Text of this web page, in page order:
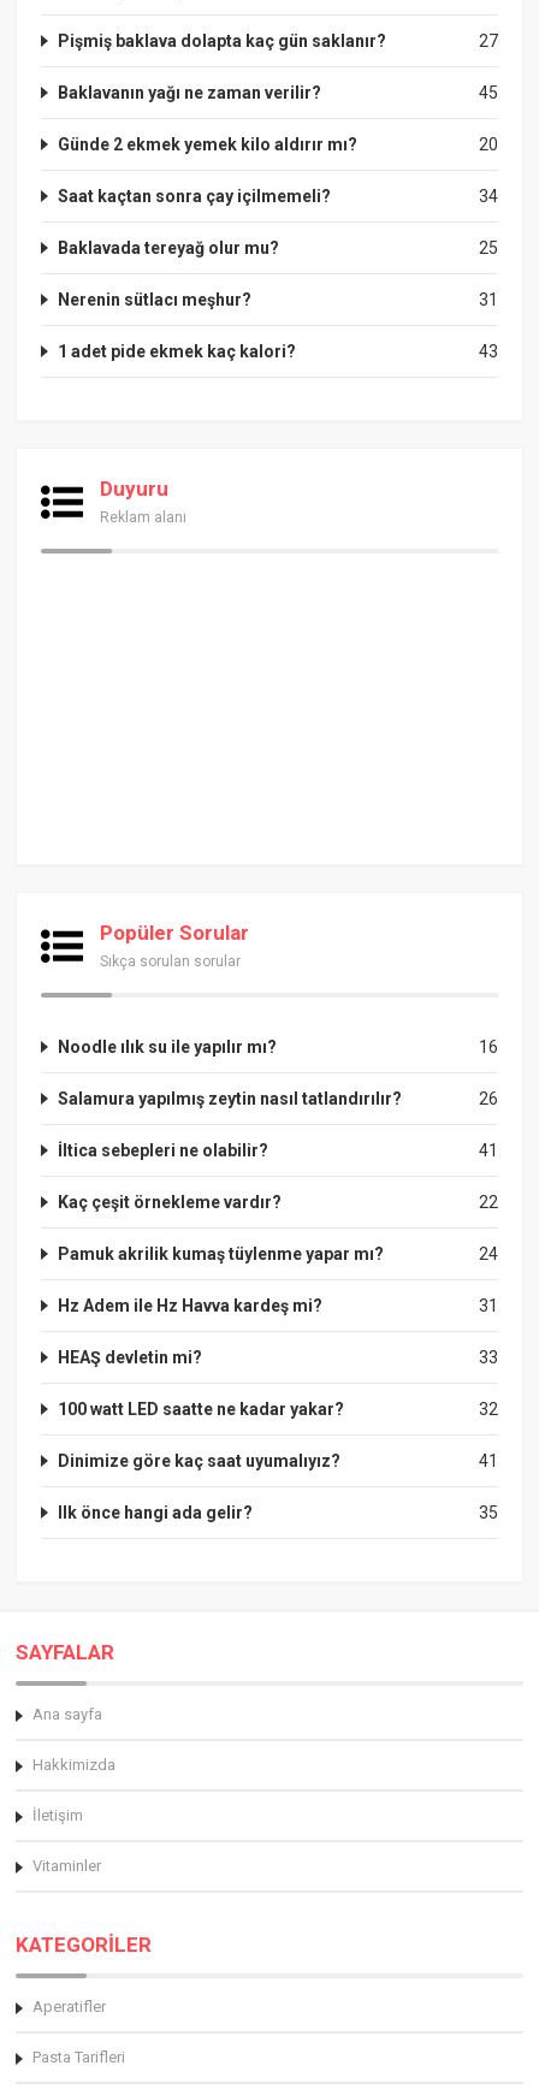
27
Pişmiş baklava dolapta kaç gün saklanır?
45
Baklavanın yağı ne zaman verilir?
20
Günde 2 ekmek yemek kilo aldırır mı?
34
Saat kaçtan sonra çay içilmemeli?
25
Baklavada tereyağ olur mu?
31
Nerenin sütlacı meşhur?
43
1 adet pide ekmek kaç kalori?
Duyuru
Reklam alanı
Popüler Sorular
Sıkça sorulan sorular
16
Noodle ılık su ile yapılır mı?
26
Salamura yapılmış zeytin nasıl tatlandırılır?
41
İltica sebepleri ne olabilir?
22
Kaç çeşit örnekleme vardır?
24
Pamuk akrilik kumaş tüylenme yapar mı?
31
Hz Adem ile Hz Havva kardeş mi?
33
HEAŞ devletin mi?
32
100 watt LED saatte ne kadar yakar?
41
Dinimize göre kaç saat uyumalıyız?
35
Ilk önce hangi ada gelir?
SAYFALAR
Ana sayfa
Hakkimizda
İletişim
Vitaminler
KATEGORİLER
Aperatifler
Pasta Tarifleri